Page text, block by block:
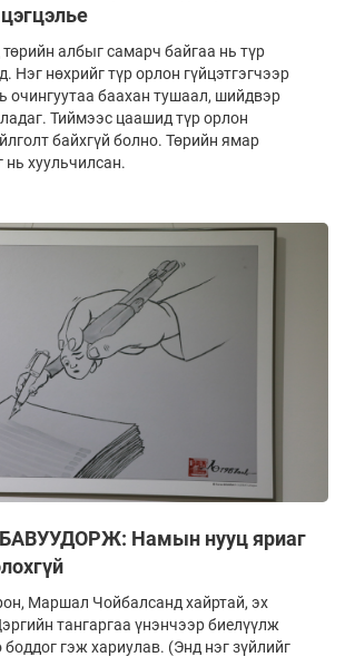
төрийн албыг самарч байгаа нь түр
Нэг нөхрийг түр орлон гүйцэтгэгчээр
очингуутаа баахан тушаал, шийдвэр
Тиймээс цаашид түр орлон
байхгүй болно. Төрийн ямар
хуульчилсан.
Намын нууц яриаг
Маршал Чойбалсанд хайртай, эх
тангаргаа үнэнчээр биелүүлж
гэж хариулав. (Энд нэг зүйлийг